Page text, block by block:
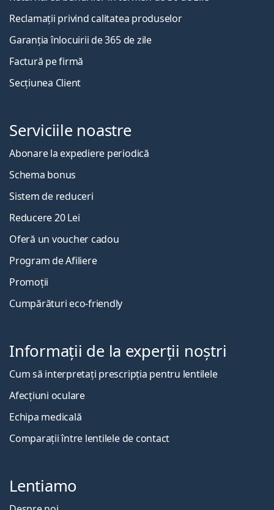
Reclamații privind calitatea produselor
Garanția înlocuirii de 365 de zile
Factură pe firmă
Secțiunea Client
Serviciile noastre
Abonare la expediere periodică
Schema bonus
Sistem de reduceri
Reducere 20 Lei
Oferă un voucher cadou
Program de Afiliere
Promoții
Cumpărături eco-friendly
Informații de la experții noștri
Cum să interpretați prescripția pentru lentilele
Afecțiuni oculare
Echipa medicală
Comparații între lentilele de contact
Lentiamo